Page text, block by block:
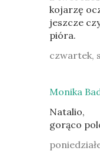
kojarzę
jeszcze
pióra.
czwartek,
Monika
Natalio,
gorąco